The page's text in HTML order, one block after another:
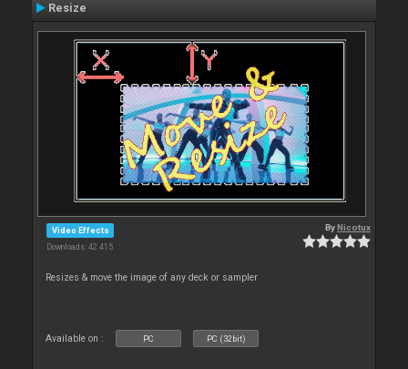
Resize
Video Effects
Downloads: 42 415
ByNicotux
Resizes & move the image of any deck or sampler
Available on : PC PC (32bit)